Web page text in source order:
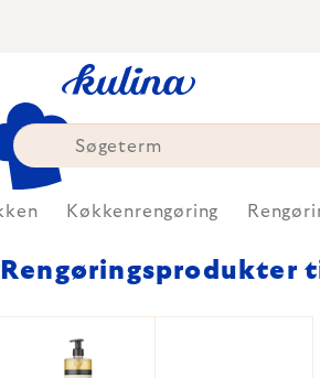
Køkkenrengøring
Rengøringsprodukter